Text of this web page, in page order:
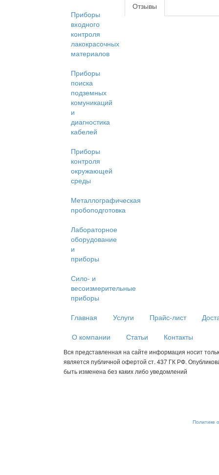
Приборы
входного
контроля
лакокрасочных
материалов
Приборы
поиска
подземных
комуникаций
и
диагностика
кабелей
Приборы
контроля
окружающей
среды
Металлографическая
пробоподготовка
Лабораторное
оборудование
и
приборы
Сило- и
весоизмерительные
приборы
Отзывы
Главная Услуги Прайс-лист
О компании
Статьи Контакты
Вся представленная на сайте информация носит
является публичной офертой ст. 437 ГК РФ.
быть изменена без каких либо уведомлений
Политике